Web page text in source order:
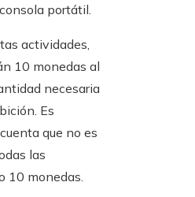
portátil.
actividades,
10 monedas al
necesaria
Es
que no es
las
10 monedas.